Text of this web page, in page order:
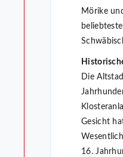
Mörike
Die
Gesicht
16.